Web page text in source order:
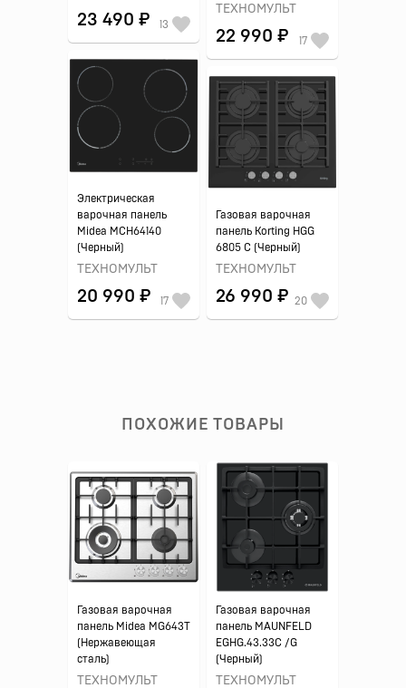
23 490 ₽ 13
ТЕХНОМУЛЬТ
22 990 ₽ 17
Электрическая
варочная панель
Midea MCH64140
(Черный)
ТЕХНОМУЛЬТ
20 990 ₽ 17
Газовая варочная
панель Korting HGG
6805 C (Черный)
ТЕХНОМУЛЬТ
26 990 ₽ 20
ПОХОЖИЕ ТОВАРЫ
Газовая варочная
панель Midea MG643T
(Нержавеющая
сталь)
ТЕХНОМУЛЬТ
Газовая варочная
панель MAUNFELD
EGHG.43.33C /G
(Черный)
ТЕХНОМУЛЬТ